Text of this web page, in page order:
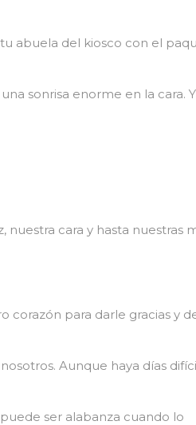
abuela del kiosco con el
sonrisa enorme en la cara. Y
cara y hasta nuestras
corazón para darle gracias y
Aunque haya días
ser alabanza cuando lo